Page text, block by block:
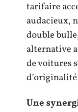
tarifaire
audacieux,
double
alternative
de voitures
Une